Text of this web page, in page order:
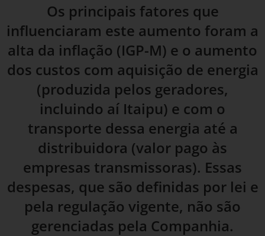
Os principais fatores que
influenciaram este aumento foram a
alta da inflação (IGP-M) e o aumento
dos custos com aquisição de energia
(produzida pelos geradores,
incluindo aí Itaipu) e com o
transporte dessa energia até a
distribuidora (valor pago às
empresas transmissoras). Essas
despesas, que são definidas por lei e
pela regulação vigente, não são
gerenciadas pela Companhia.